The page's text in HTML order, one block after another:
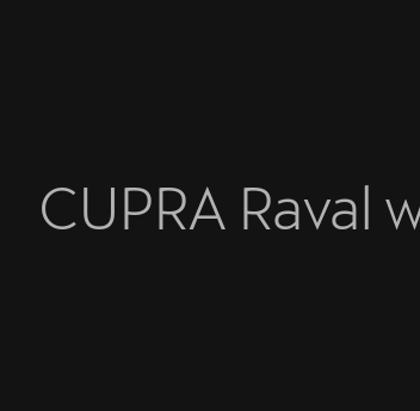
CUPRA Raval